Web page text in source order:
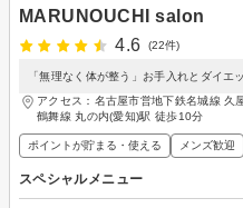
MARUNOUCHI salon
4.6
(22件)
「無理なく体が整う」お手入れとダイエ
アクセス：名古屋市営地下鉄名城線 久
鶴舞線 丸の内(愛知)駅 徒歩10分
ポイントが貯まる・使える メンズ歓迎
スペシャルメニュー